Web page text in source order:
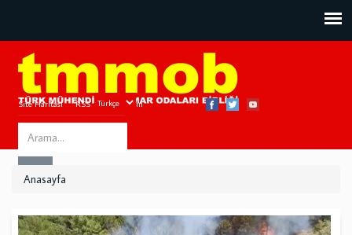
Site Haritası RSS Bize Ulaşın
Search
this
Anasayfa